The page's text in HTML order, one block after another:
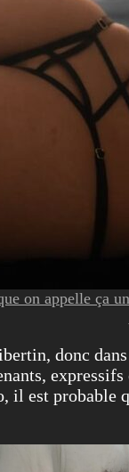
on appelle ça
donc
est probable